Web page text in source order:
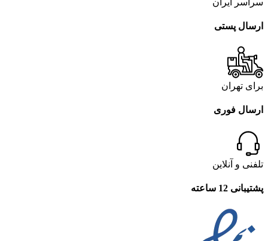
ارسال پستی
برای تهران
ارسال فوری
تلفنی و آنلاین
پشتیبانی 12 ساعته